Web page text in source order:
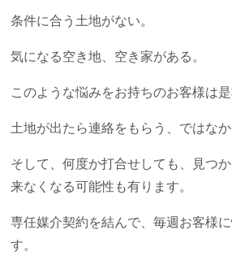
条件に合う土地がない。
気になる空き地、空き家がある。
このような悩みをお持ちのお客様は是
土地が出たら連絡をもらう、ではなか
そして、何度か打合せしても、見つ
来なくなる可能性も有ります。
専任媒介契約を結んで、毎週お客様
す。